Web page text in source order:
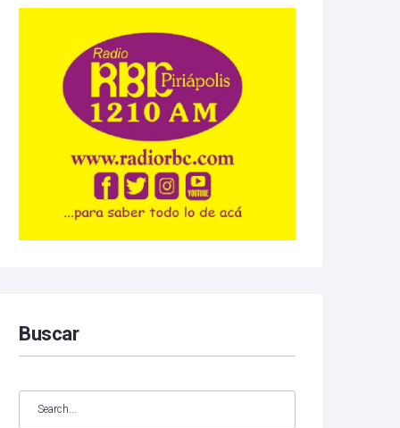
Buscar